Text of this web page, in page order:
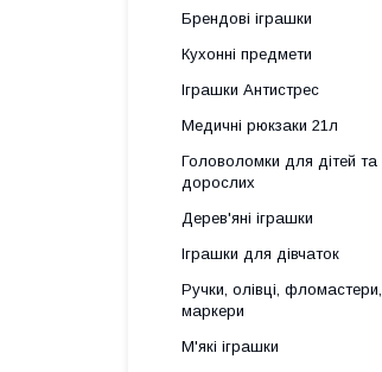
Брендові іграшки
Кухонні предмети
Іграшки Антистрес
Медичні рюкзаки 21л
Головоломки для дітей та
дорослих
Дерев'яні іграшки
Іграшки для дівчаток
Ручки, олівці, фломастери,
маркери
М'які іграшки